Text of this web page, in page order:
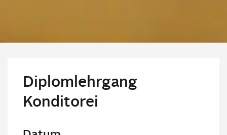
Diplomlehrgang
Konditorei